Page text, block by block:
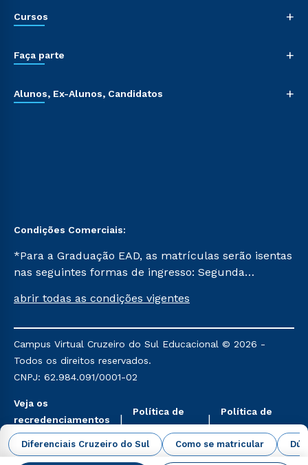
Diferenciais Cruzeiro do Sul Como se matricular
Cursos +
Faça parte +
Alunos, Ex-Alunos, Candidatos +
Condições Comerciais:
*Para a Graduação EAD, as matrículas serão isentas
nas seguintes formas de ingresso: Segunda
Já para as demais, a taxa de matrícula será de R$
mencionadas são referentes aos cursos: Ensino
Religioso, Geografia para a Docência e Metodologia
do Ensino de História: Questões Atuais.
abrir todas as condições vigentes
Campus Virtual Cruzeiro do Sul Educacional © 2026 -
Todos os direitos reservados.
CNPJ: 62.984.091/0001-02
Veja os
recredenciamentos
aqui
Política de
Privacidade
Política de
Cookies